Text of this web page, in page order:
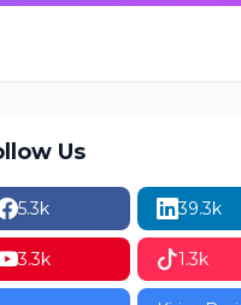
Us
5.3k 39.3k
3.3k 1.3k